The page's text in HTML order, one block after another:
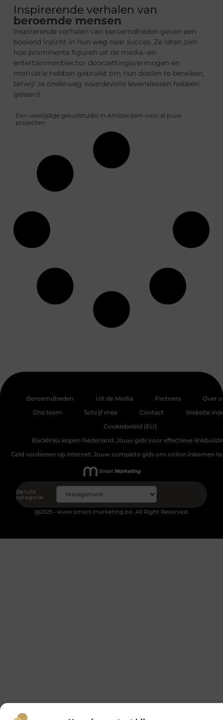
Inspirerende verhalen van
beroemde mensen
Inspirerende verhalen van beroemdheden geven een
boeiend inzicht in hun weg naar succes. Ze laten zien
hoe prominente figuren uit de media- en
entertainmentsector doorzettingsvermogen en
motivatie hebben gebruikt om hun doelen te bereiken,
terwijl ze onderweg waardevolle levenslessen hebben
geleerd.
Een veelzijdige geluidstudio in Amsterdam voor al jouw
projecten
Beroemdheden Uit de Media Partners
Over
Ons team
Schrijf mee Contact
Website
Cookiebeleid (EU)
Backlinks kopen Nederland: Jouw gids voor effectieve
Geld verdienen op internet: Jouw complete gids om online inkomen
Bericht
categorie
@2025 - www.smart-marketing.be. All Right Reserved.